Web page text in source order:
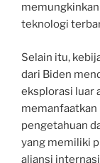
teknologi
Selain itu,
dari Biden
eksplorasi luar
memanfaatkan
pengetahuan
yang memiliki
aliansi